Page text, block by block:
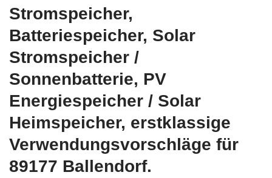
Stromspeicher,
Batteriespeicher, Solar
Stromspeicher /
Sonnenbatterie, PV
Energiespeicher / Solar
Heimspeicher, erstklassige
Verwendungsvorschläge für
89177 Ballendorf.